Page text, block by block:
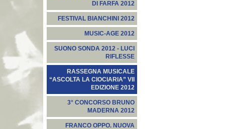
DI FARFA 2012
FESTIVAL BIANCHINI 2012
MUSIC-AGE 2012
SUONO SONDA 2012 - LUCI
RIFLESSE
RASSEGNA MUSICALE
“ASCOLTA LA CIOCIARIA” VII
EDIZIONE 2012
3° CONCORSO BRUNO
MADERNA 2012
FRANCO OPPO. NUOVA